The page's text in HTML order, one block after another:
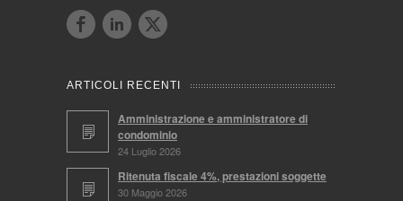
ARTICOLI RECENTI
Amministrazione e amministratore di
condominio
24 Luglio 2026
Ritenuta fiscale 4%, prestazioni soggette
30 Maggio 2026